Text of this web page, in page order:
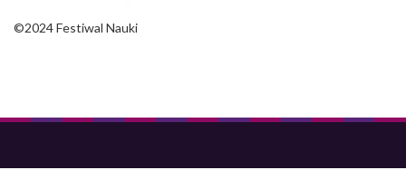
©2024 Festiwal Nauki